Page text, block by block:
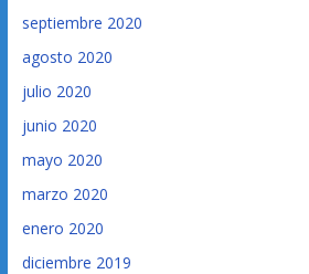
septiembre 2020
agosto 2020
julio 2020
junio 2020
mayo 2020
marzo 2020
enero 2020
diciembre 2019